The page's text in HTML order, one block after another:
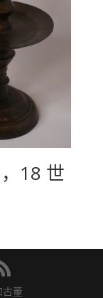
18 世
董